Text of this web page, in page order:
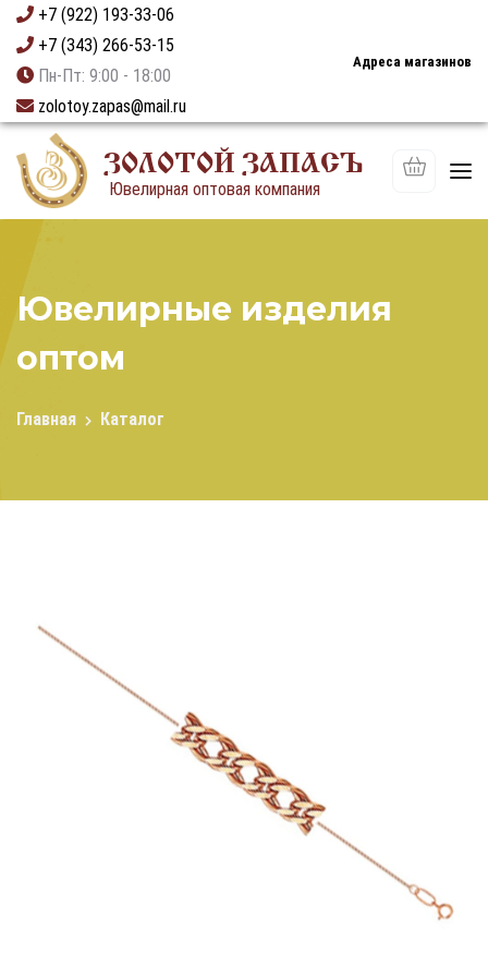
+7 (922) 193-33-06
+7 (343) 266-53-15
Пн-Пт: 9:00 - 18:00
zolotoy.zapas@mail.ru
Адреса магазинов
ЗОЛОТОЙ ЗАПАСЪ
Ювелирная оптовая компания
Ювелирные изделия
оптом
Главная Каталог